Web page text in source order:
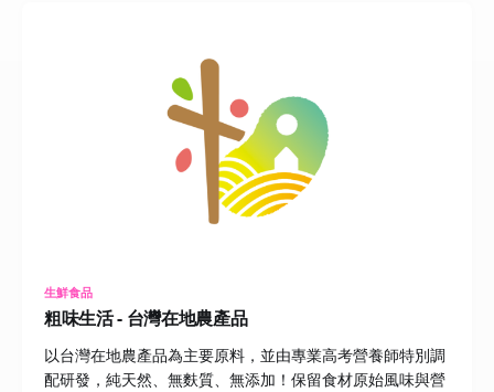
生鮮食品
粗味生活 - 台灣在地農產品
以台灣在地農產品為主要原料，並由專業高考營養師特別調
配研發，純天然、無麩質、無添加！保留食材原始風味與營